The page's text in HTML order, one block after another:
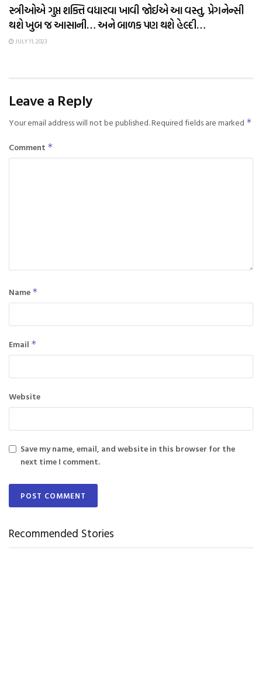
સ્ત્રીઓએ ગુપ્ત શક્તિ વધારવા ખાવી જોઈએ આ વસ્તુ, પ્રેગનેન્સી
થશે ખુબ જ આસાની… અને બાળક પણ થશે હેલ્દી…
JULY 11, 2023
Leave a Reply
Your email address will not be published.Required fields are marked *
Comment *
Name *
Email *
Website
Save my name, email, and website in this browser for the
next time I comment.
Recommended Stories